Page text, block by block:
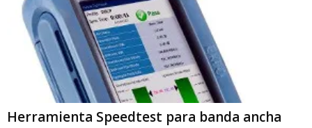
Herramienta Speedtest para banda ancha